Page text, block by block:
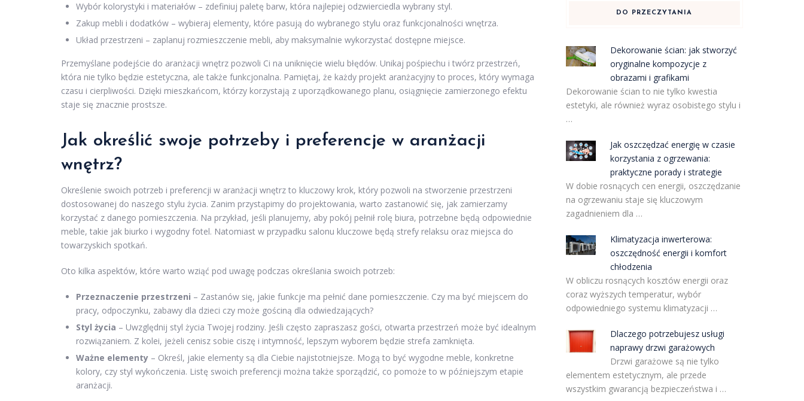
Wybór kolorystyki i materiałów – zdefiniuj paletę barw, która najlepiej odzwierciedla wybrany styl.
Zakup mebli i dodatków – wybieraj elementy, które pasują do wybranego stylu oraz funkcjonalności wnętrza.
Układ przestrzeni – zaplanuj rozmieszczenie mebli, aby maksymalnie wykorzystać dostępne miejsce.
Przemyślane podejście do aranżacji wnętrz pozwoli Ci na uniknięcie wielu błędów. Unikaj pośpiechu i twórz przestrzeń,
która nie tylko będzie estetyczna, ale także funkcjonalna. Pamiętaj, że każdy projekt aranżacyjny to proces, który wymaga
czasu i cierpliwości. Dzięki mieszkańcom, którzy korzystają z uporządkowanego planu, osiągnięcie zamierzonego efektu
staje się znacznie prostsze.
Jak określić swoje potrzeby i preferencje w aranżacji
wnętrz?
Określenie swoich potrzeb i preferencji w aranżacji wnętrz to kluczowy krok, który pozwoli na stworzenie przestrzeni
dostosowanej do naszego stylu życia. Zanim przystąpimy do projektowania, warto zastanowić się, jak zamierzamy
korzystać z danego pomieszczenia. Na przykład, jeśli planujemy, aby pokój pełnił rolę biura, potrzebne będą odpowiednie
meble, takie jak biurko i wygodny fotel. Natomiast w przypadku salonu kluczowe będą strefy relaksu oraz miejsca do
towarzyskich spotkań.
Oto kilka aspektów, które warto wziąć pod uwagę podczas określania swoich potrzeb:
Przeznaczenie przestrzeni – Zastanów się, jakie funkcje ma pełnić dane pomieszczenie. Czy ma być miejscem do
pracy, odpoczynku, zabawy dla dzieci czy może gościną dla odwiedzających?
Styl życia – Uwzględnij styl życia Twojej rodziny. Jeśli często zapraszasz gości, otwarta przestrzeń może być idealnym
rozwiązaniem. Z kolei, jeżeli cenisz sobie ciszę i intymność, lepszym wyborem będzie strefa zamknięta.
Ważne elementy – Określ, jakie elementy są dla Ciebie najistotniejsze. Mogą to być wygodne meble, konkretne
kolory, czy styl wykończenia. Listę swoich preferencji można także sporządzić, co pomoże to w późniejszym etapie
aranżacji.
DO PRZECZYTANIA
Dekorowanie ścian: jak stworzyć
oryginalne kompozycje z
obrazami i grafikami
Dekorowanie ścian to nie tylko kwestia
estetyki, ale również wyraz osobistego stylu i
…
Jak oszczędzać energię w czasie
korzystania z ogrzewania:
praktyczne porady i strategie
W dobie rosnących cen energii, oszczędzanie
na ogrzewaniu staje się kluczowym
zagadnieniem dla …
Klimatyzacja inwerterowa:
oszczędność energii i komfort
chłodzenia
W obliczu rosnących kosztów energii oraz
coraz wyższych temperatur, wybór
odpowiedniego systemu klimatyzacji …
Dlaczego potrzebujesz usługi
naprawy drzwi garażowych
Drzwi garażowe są nie tylko
elementem estetycznym, ale przede
wszystkim gwarancją bezpieczeństwa i …